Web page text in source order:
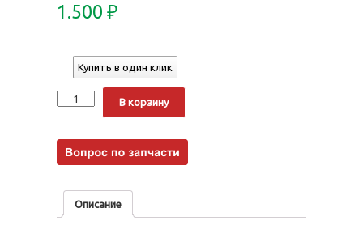
1.500 ₽
Купить в один клик
Количество
В корзину
Описание